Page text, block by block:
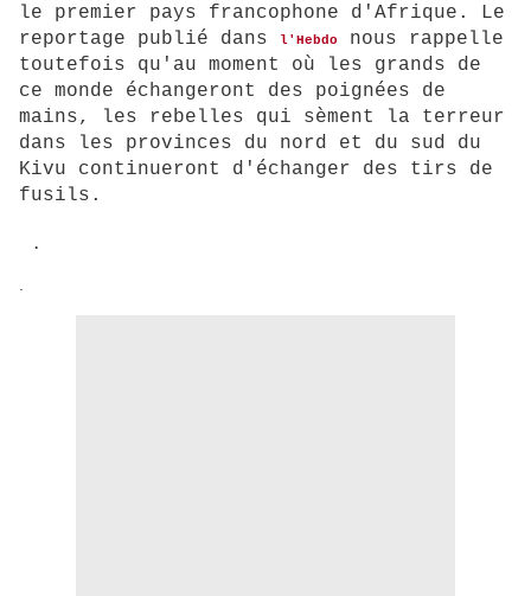
le premier pays francophone d'Afrique. Le
reportage publié dans
l'Hebdo
nous rappelle
toutefois qu'au moment où les grands de
ce monde échangeront des poignées de
mains, les rebelles qui sèment la terreur
dans les provinces du nord et du sud du
Kivu continueront d'échanger des tirs de
fusils.
.